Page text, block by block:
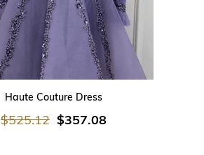
Haute Couture Dress
$357.08
$525.12